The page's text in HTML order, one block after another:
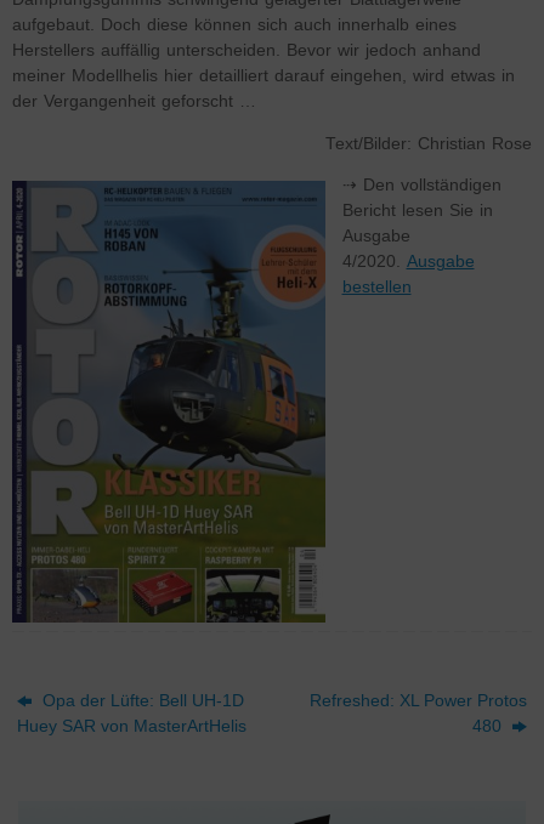
aufgebaut. Doch diese können sich auch innerhalb eines
Herstellers auffällig unterscheiden. Bevor wir jedoch anhand
meiner Modellhelis hier detailliert darauf eingehen, wird etwas in
der Vergangenheit geforscht …
Text/Bilder: Christian Rose
⇢ Den vollständigen
Bericht lesen Sie in
Ausgabe
4/2020. Ausgabe
bestellen
Opa der Lüfte: Bell UH-1D
Huey SAR von MasterArtHelis
Refreshed: XL Power Protos
480